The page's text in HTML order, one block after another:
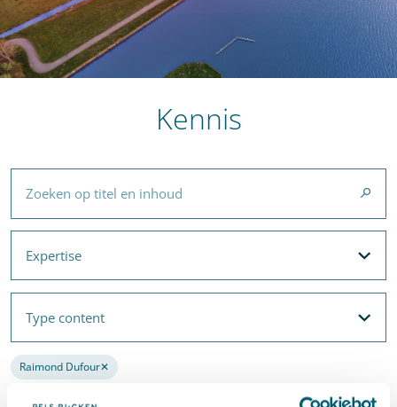
Kennis
Zoeken op titel en inhoud
Expertise
Expertise
Filteropties
Met filters voor
Expertise
en
Thema's
Type content
Type content
Filteropties
Verwijder de filter
Raimond Dufour✕